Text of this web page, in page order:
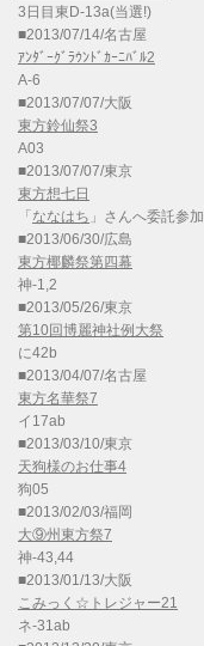
3日目東D-13a(当選!)
■2013/07/14/名古屋
ｱﾝﾀﾞｰｸﾞﾗｳﾝﾄﾞｶｰﾆﾊﾞﾙ2
A-6
■2013/07/07/大阪
東方鈴仙祭3
A03
■2013/07/07/東京
東方想七日
「 ななはち 」さんへ委託参加
■2013/06/30/広島
東方椰麟祭第四幕
神-1,2
■2013/05/26/東京
第10回博麗神社例大祭
に42b
■2013/04/07/名古屋
東方名華祭7
イ17ab
■2013/03/10/東京
天狗様のお仕事4
狗05
■2013/02/03/福岡
大⑨州東方祭7
神-43,44
■2013/01/13/大阪
こみっく☆トレジャー21
ネ-31ab